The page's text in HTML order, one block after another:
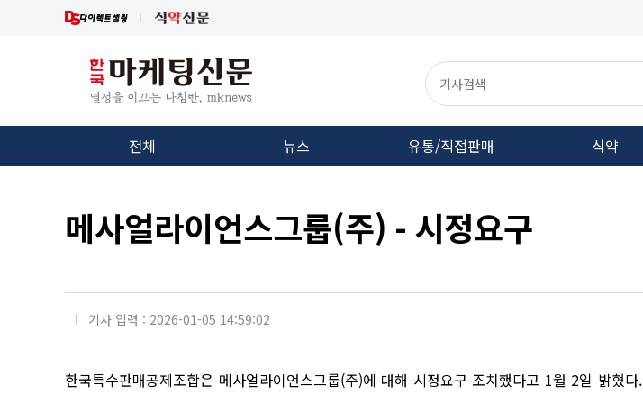
전체 뉴스 유통/직접판매 식약
메사얼라이언스그룹(주) - 시정요구
기사 입력 : 2026-01-05 14:59:02
한국특수판매공제조합은 메사얼라이언스그룹(주)에 대해 시정요구 조치했다고 1월 2일 밝혔다.